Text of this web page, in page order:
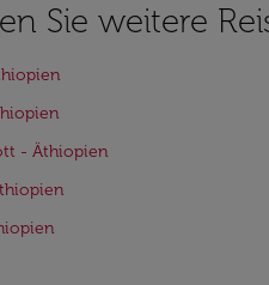
Sie weitere
- Äthiopien